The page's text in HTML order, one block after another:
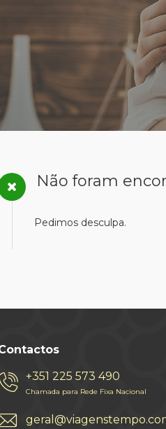
Não foram
Pedimos desculpa.
+351 225 573 490
Chamada para Rede Fixa Nacional